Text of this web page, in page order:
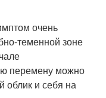
очень
теменной зоне
перемену можно
облик и себя на